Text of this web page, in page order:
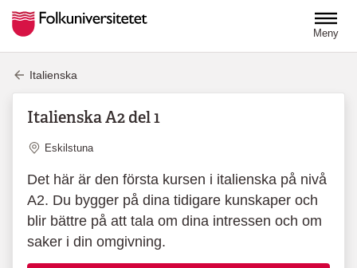
Meny
Italienska
Italienska A2 del 1
Plats
Eskilstuna
Det här är den första kursen i italienska på nivå
A2. Du bygger på dina tidigare kunskaper och
blir bättre på att tala om dina intressen och om
saker i din omgivning.